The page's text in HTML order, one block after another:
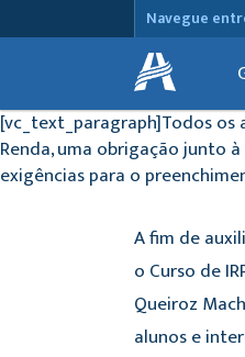
Navegue
[vc_text_paragraph]Todos os
Renda, uma obrigação junto
exigências para o
A fim de
o Curso de
Queiroz
alunos e